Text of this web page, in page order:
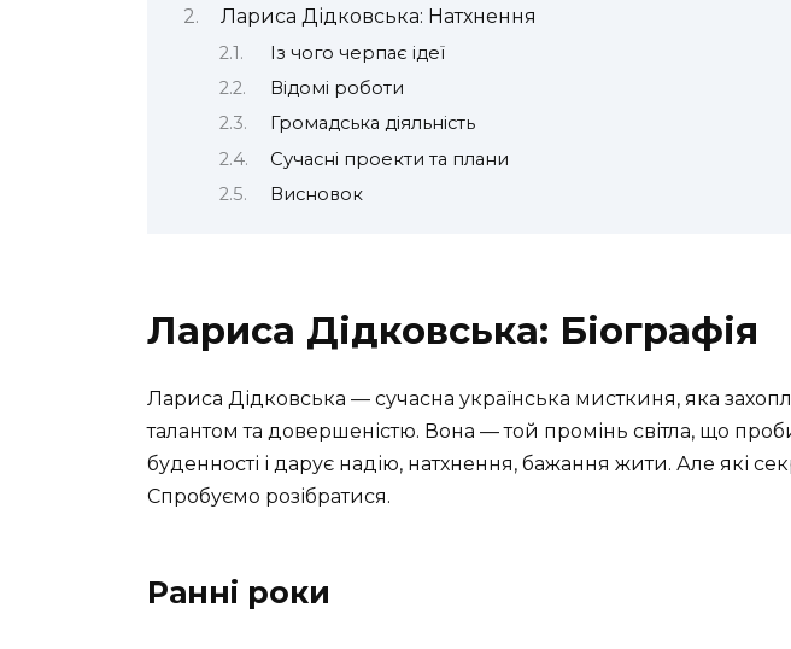
Лариса Дідковська: Натхнення
Із чого черпає ідеї
Відомі роботи
Громадська діяльність
Сучасні проекти та плани
Висновок
Лариса Дідковська: Біографія
Лариса Дідковська — сучасна українська мисткиня, яка
талантом та довершеністю. Вона — той промінь світла, що
буденності і дарує надію, натхнення, бажання жити. Але які
Спробуємо розібратися.
Ранні роки